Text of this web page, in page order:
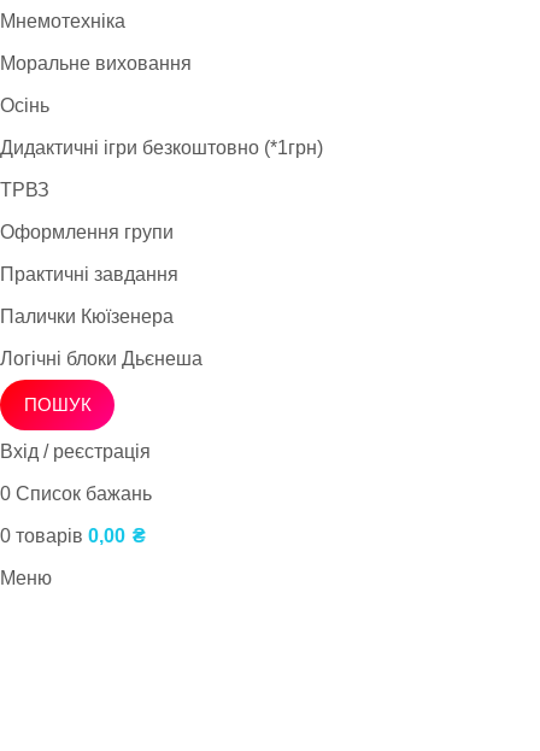
Мнемотехніка
Моральне виховання
Осінь
Дидактичні ігри безкоштовно (*1грн)
ТРВЗ
Оформлення групи
Практичні завдання
Палички Кюїзенера
Логічні блоки Дьєнеша
ПОШУК
Вхід / реєстрація
0 Список бажань
0 товарів 0,00 ₴
Меню